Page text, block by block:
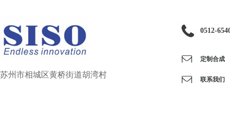
苏州市相城区黄桥街道胡湾村
0512-
定制合成
联系我们